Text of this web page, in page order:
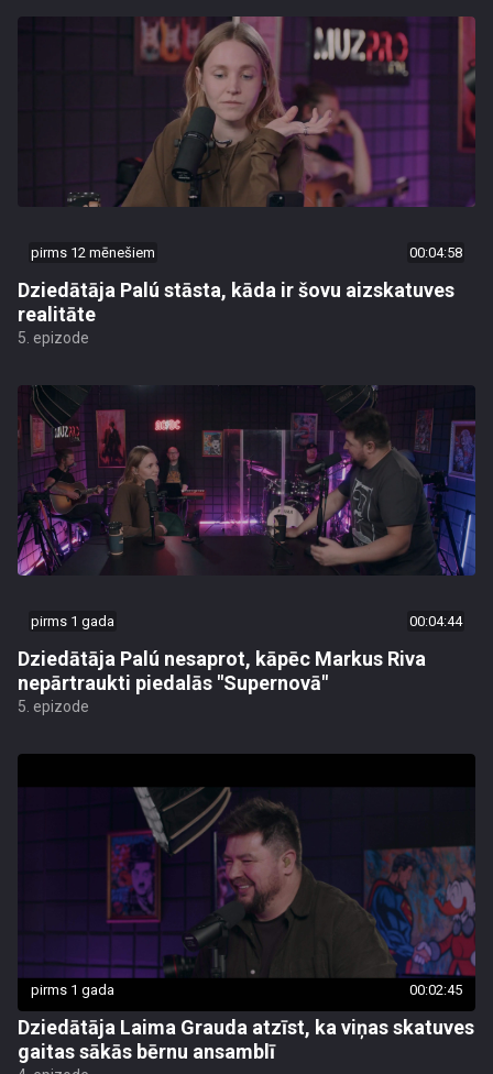
pirms 12 mēnešiem 00:04:58
Dziedātāja Palú stāsta, kāda ir šovu aizskatuves
realitāte
5. epizode
pirms 1 gada 00:04:44
Dziedātāja Palú nesaprot, kāpēc Markus Riva
nepārtraukti piedalās "Supernovā"
5. epizode
pirms 1 gada 00:02:45
Dziedātāja Laima Grauda atzīst, ka viņas skatuves
gaitas sākās bērnu ansamblī